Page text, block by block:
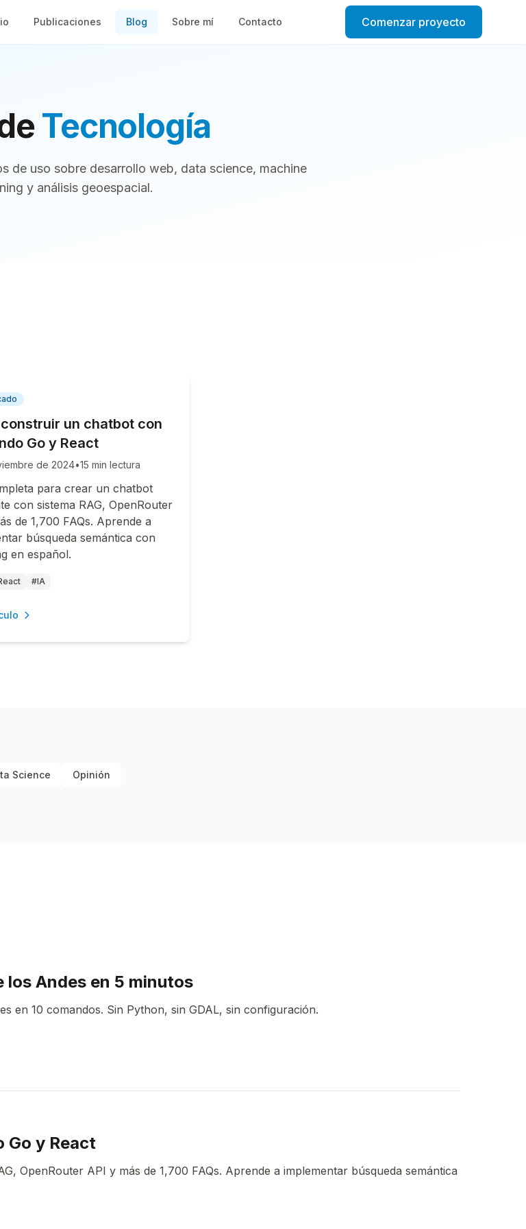
Publicaciones Blog Sobre mí Contacto Comenzar proyecto
Tecnología
de uso sobre desarrollo web, data science, machine
y análisis geoespacial.
un chatbot con
Go y React
de 2024•15 min lectura
para crear un chatbot
con sistema RAG, OpenRouter
de 1,700 FAQs. Aprende a
búsqueda semántica con
en español.
#IA
Science Opinión
Andes en 5 minutos
en 10 comandos. Sin Python, sin GDAL, sin configuración.
Go y React
OpenRouter API y más de 1,700 FAQs. Aprende a implementar búsqueda semántica